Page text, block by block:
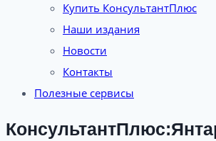
Купить КонсультантПлюс
Наши издания
Новости
Контакты
Полезные сервисы